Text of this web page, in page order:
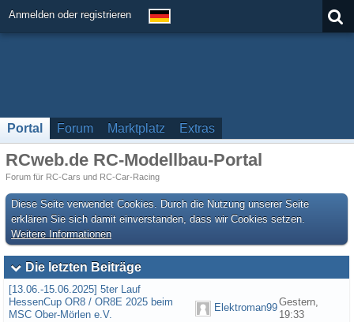
Anmelden oder registrieren
Portal Forum Marktplatz Extras
RCweb.de RC-Modellbau-Portal
Forum für RC-Cars und RC-Car-Racing
Diese Seite verwendet Cookies. Durch die Nutzung unserer Seite
erklären Sie sich damit einverstanden, dass wir Cookies setzen.
Weitere Informationen
Die letzten Beiträge
[13.06.-15.06.2025] 5ter Lauf
HessenCup OR8 / OR8E 2025 beim
MSC Ober-Mörlen e.V.
Elektroman99Gestern,
19:33